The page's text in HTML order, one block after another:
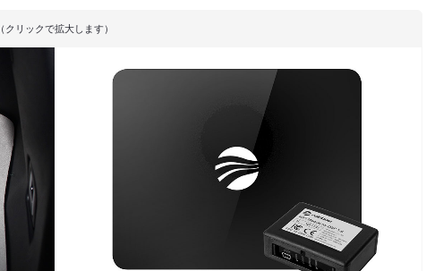
（クリックで拡大します）